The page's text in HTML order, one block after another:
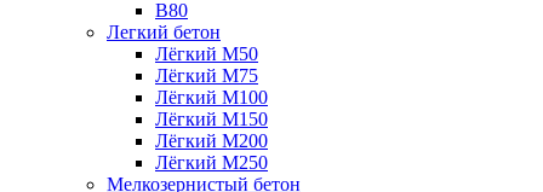
B80
Легкий бетон
Лёгкий М50
Лёгкий М75
Лёгкий М100
Лёгкий М150
Лёгкий М200
Лёгкий М250
Мелкозернистый бетон